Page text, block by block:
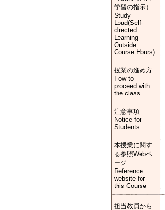
学習の指示）
Study
Load(Self-
directed
Learning
Outside
Course Hours)
授業の進め方
How to
proceed with
the class
注意事項
Notice for
Students
本授業に関す
る参照Webペ
ージ
Reference
website for
this Course
担当教員から